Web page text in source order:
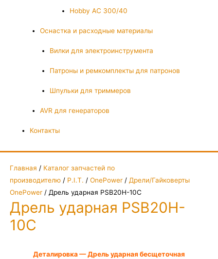
Hobby AC 300/40
Оснастка и расходные материалы
Вилки для электроинструмента
Патроны и ремкомплекты для патронов
Шпульки для триммеров
AVR для генераторов
Контакты
Главная / Каталог запчастей по
производителю / P.I.T. / OnePower / Дрели/Гайковерты
OnePower / Дрель ударная PSB20H-10C
Дрель ударная PSB20H-
10C
Деталировка — Дрель ударная бесщеточная